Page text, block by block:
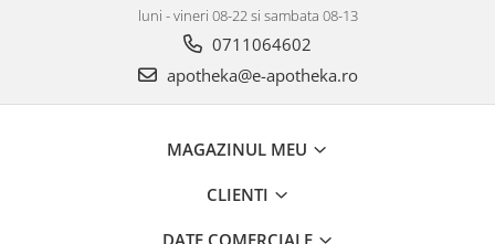
luni - vineri 08-22 si sambata 08-13
0711064602
apotheka@e-apotheka.ro
MAGAZINUL MEU
CLIENTI
DATE COMERCIALE